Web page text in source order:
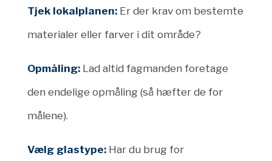
Tjek lokalplanen:Er der krav om bestemte
materialer eller farver i dit område?
Opmåling:Lad altid fagmanden foretage
den endelige opmåling (så hæfter de for
målene).
Vælg glastype:Har du brug for